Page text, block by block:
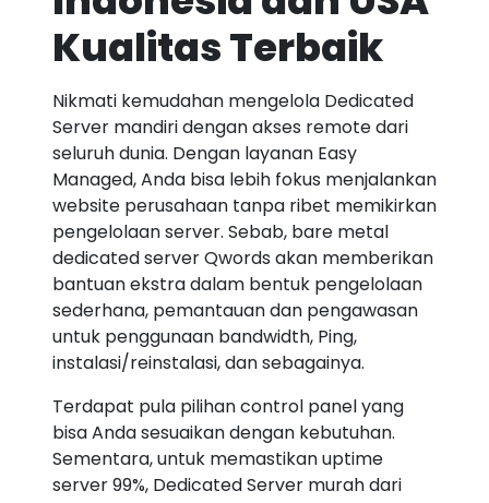
Kualitas Terbaik
Nikmati kemudahan mengelola Dedicated
Server mandiri dengan akses remote dari
seluruh dunia. Dengan layanan Easy
Managed, Anda bisa lebih fokus menjalankan
website perusahaan tanpa ribet memikirkan
pengelolaan server. Sebab, bare metal
dedicated server Qwords akan memberikan
bantuan ekstra dalam bentuk pengelolaan
sederhana, pemantauan dan pengawasan
untuk penggunaan bandwidth, Ping,
instalasi/reinstalasi, dan sebagainya.
Terdapat pula pilihan control panel yang
bisa Anda sesuaikan dengan kebutuhan.
Sementara, untuk memastikan uptime
server 99%, Dedicated Server murah dari